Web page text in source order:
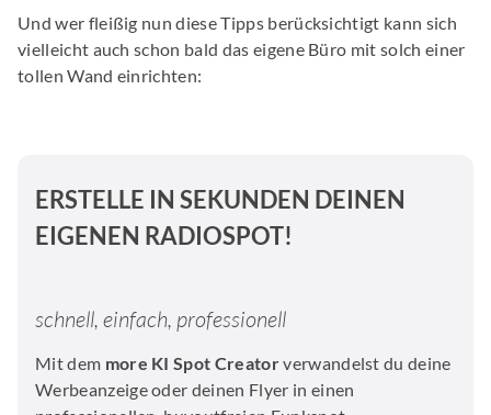
Und wer fleißig nun diese Tipps berücksichtigt kann sich
vielleicht auch schon bald das eigene Büro mit solch einer
tollen Wand einrichten:
ERSTELLE IN SEKUNDEN DEINEN
EIGENEN RADIOSPOT!
schnell, einfach, professionell
Mit dem more KI Spot Creatorverwandelst du deine
Werbeanzeige oder deinen Flyer in einen